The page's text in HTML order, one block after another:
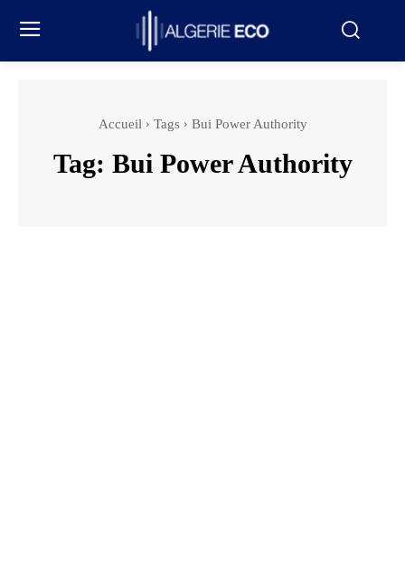
Accueil Tags Bui Power Authority
Tag: Bui Power Authority